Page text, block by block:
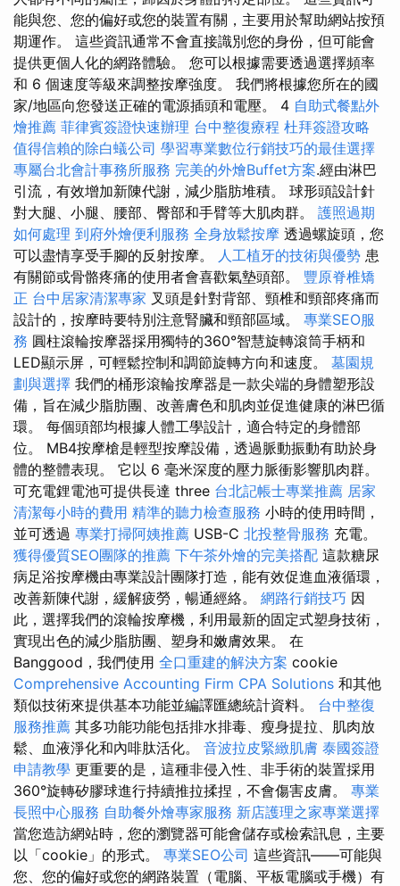
能與您、您的偏好或您的裝置有關，主要用於幫助網站按預
期運作。 這些資訊通常不會直接識別您的身份，但可能會
提供更個人化的網路體驗。 您可以根據需要透過選擇頻率
和 6 個速度等級來調整按摩強度。 我們將根據您所在的國
家/地區向您發送正確的電源插頭和電壓。 4 自助式餐點外
燴推薦 菲律賓簽證快速辦理 台中整復療程 杜拜簽證攻略
值得信賴的除白蟻公司 學習專業數位行銷技巧的最佳選擇
專屬台北會計事務所服務 完美的外燴Buffet方案.經由淋巴
引流，有效增加新陳代謝，減少脂肪堆積。 球形頭設計針
對大腿、小腿、腰部、臀部和手臂等大肌肉群。 護照過期
如何處理 到府外燴便利服務 全身放鬆按摩 透過螺旋頭，您
可以盡情享受手腳的反射按摩。
人工植牙的技術與優勢 患
有關節或骨骼疼痛的使用者會喜歡氣墊頭部。 豐原脊椎矯
正 台中居家清潔專家 叉頭是針對背部、頸椎和頸部疼痛而
設計的，按摩時要特別注意腎臟和頸部區域。 專業SEO服
務 圓柱滾輪按摩器採用獨特的360°智慧旋轉滾筒手柄和
LED顯示屏，可輕鬆控制和調節旋轉方向和速度。 墓園規
劃與選擇 我們的桶形滾輪按摩器是一款尖端的身體塑形設
備，旨在減少脂肪團、改善膚色和肌肉並促進健康的淋巴循
環。 每個頭部均根據人體工學設計，適合特定的身體部
位。 MB4按摩槍是輕型按摩設備，透過脈動振動有助於身
體的整體表現。 它以 6 毫米深度的壓力脈衝影響肌肉群。
可充電鋰電池可提供長達 three 台北記帳士專業推薦 居家
清潔每小時的費用 精準的聽力檢查服務 小時的使用時間，
並可透過 專業打掃阿姨推薦 USB-C 北投整骨服務 充電。
獲得優質SEO團隊的推薦 下午茶外燴的完美搭配 這款糖尿
病足浴按摩機由專業設計團隊打造，能有效促進血液循環，
改善新陳代謝，緩解疲勞，暢通經絡。 網路行銷技巧 因
此，選擇我們的滾輪按摩機，利用最新的固定式塑身技術，
實現出色的減少脂肪團、塑身和嫩膚效果。 在
Banggood，我們使用 全口重建的解決方案 cookie
Comprehensive Accounting Firm CPA Solutions 和其他
類似技術來提供基本功能並編譯匯總統計資料。 台中整復
服務推薦 其多功能功能包括排水排毒、瘦身提拉、肌肉放
鬆、血液淨化和內啡肽活化。 音波拉皮緊緻肌膚 泰國簽證
申請教學 更重要的是，這種非侵入性、非手術的裝置採用
360°旋轉矽膠球進行持續推拉揉捏，不會傷害皮膚。 專業
長照中心服務 自助餐外燴專家服務 新店護理之家專業選擇
當您造訪網站時，您的瀏覽器可能會儲存或檢索訊息，主要
以「cookie」的形式。 專業SEO公司 這些資訊——可能與
您、您的偏好或您的網路裝置（電腦、平板電腦或手機）有